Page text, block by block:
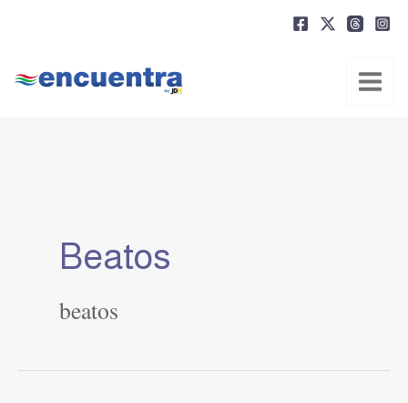
Beatos
beatos